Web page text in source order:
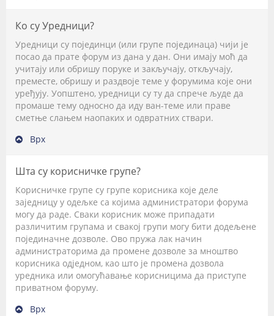
Ко су Уредници?
Уредници су појединци (или групе појединаца) чији је
посао да прате форум из дана у дан. Они имају моћ да
учитају или обришу поруке и закључају, откључају,
преместе, обришу и раздвоје теме у форумима које они
уређују. Уопштено, уредници су ту да спрече људе да
промаше тему односно да иду ван-теме или праве
сметње слањем наопаких и одвратних ствари.
Врх
Шта су корисничке групе?
Корисничке групе су групе корисника које деле
заједницу у одељке са којима администратори форума
могу да раде. Сваки корисник може припадати
различитим групама и свакој групи могу бити додељене
појединачне дозволе. Ово пружа лак начин
администраторима да промене дозволе за мноштво
корисника одједном, као што је промена дозвола
уредника или омогућавање корисницима да приступе
приватном форуму.
Врх